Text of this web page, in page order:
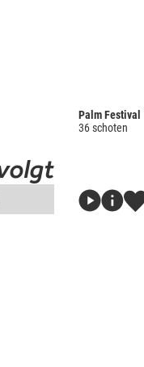
Palm Festival
36 schoten